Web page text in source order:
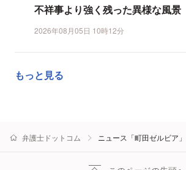
不祥事より強く残った異様な風景
2026年08月05日 10時12分
もっと見る
弁護士ドットコム ニュース「町田ゼルビア」